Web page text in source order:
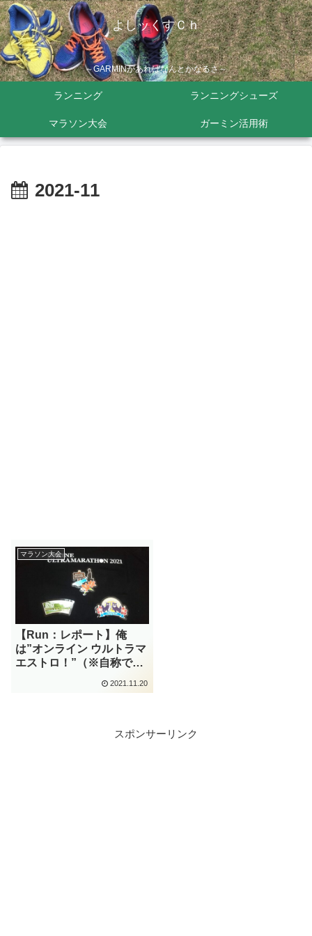
よしッくすＣｈ
～GARMINがあればなんとかなるさ～
ランニング ランニングシューズ
マラソン大会 ガーミン活用術
2021-11
マラソン大会
【Run：レポート】俺
は”オンライン ウルトラマ
エストロ！”（※自称で
ULTRAMARATHON 2021
2021.11.20
スポンサーリンク